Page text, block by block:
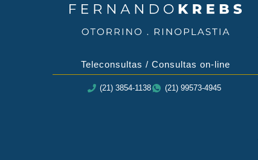
Teleconsultas / Consultas on-line
(21) 3854-1138 (21) 99573-4945